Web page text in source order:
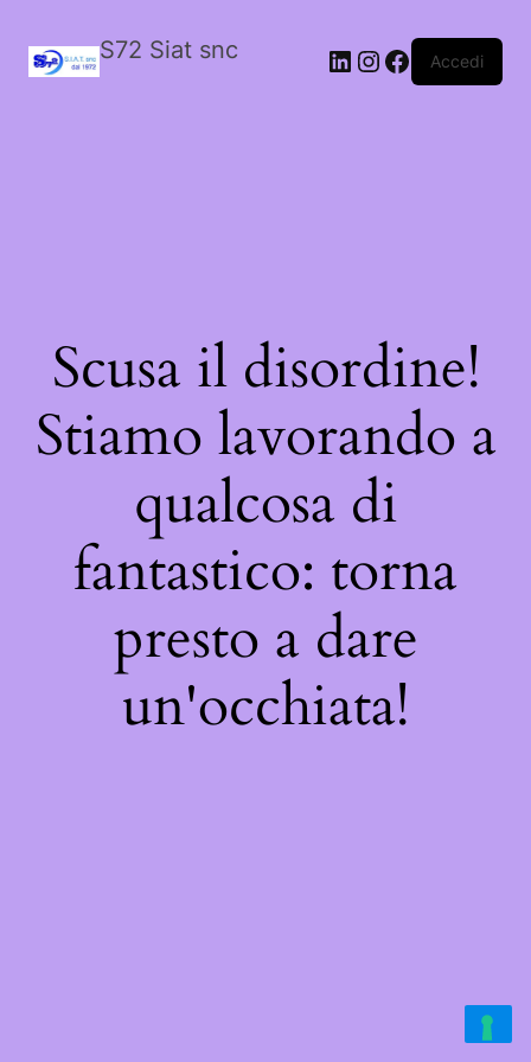
S72 Siat snc LinkedIn
Instagram
Facebook
Accedi
Scusa il disordine!
Stiamo lavorando a
qualcosa di
fantastico: torna
presto a dare
un'occhiata!